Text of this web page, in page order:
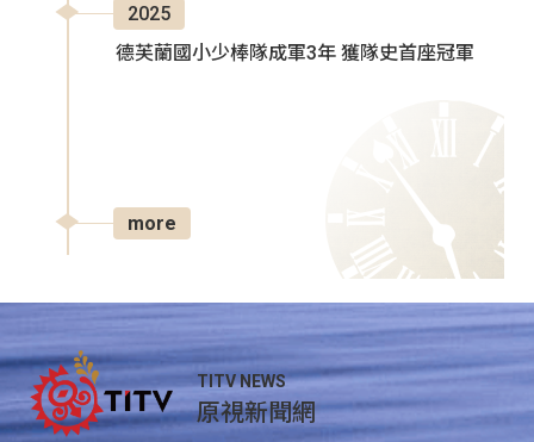
2025
德芙蘭國小少棒隊成軍3年 獲隊史首座冠軍
more
TITV NEWS
原視新聞網